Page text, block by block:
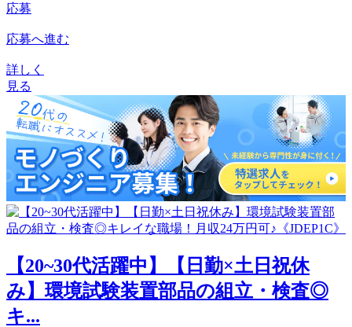
応募
応募へ進む
詳しく
見る
【20~30代活躍中】【日勤×土日祝休
み】環境試験装置部品の組立・検査◎
キ...